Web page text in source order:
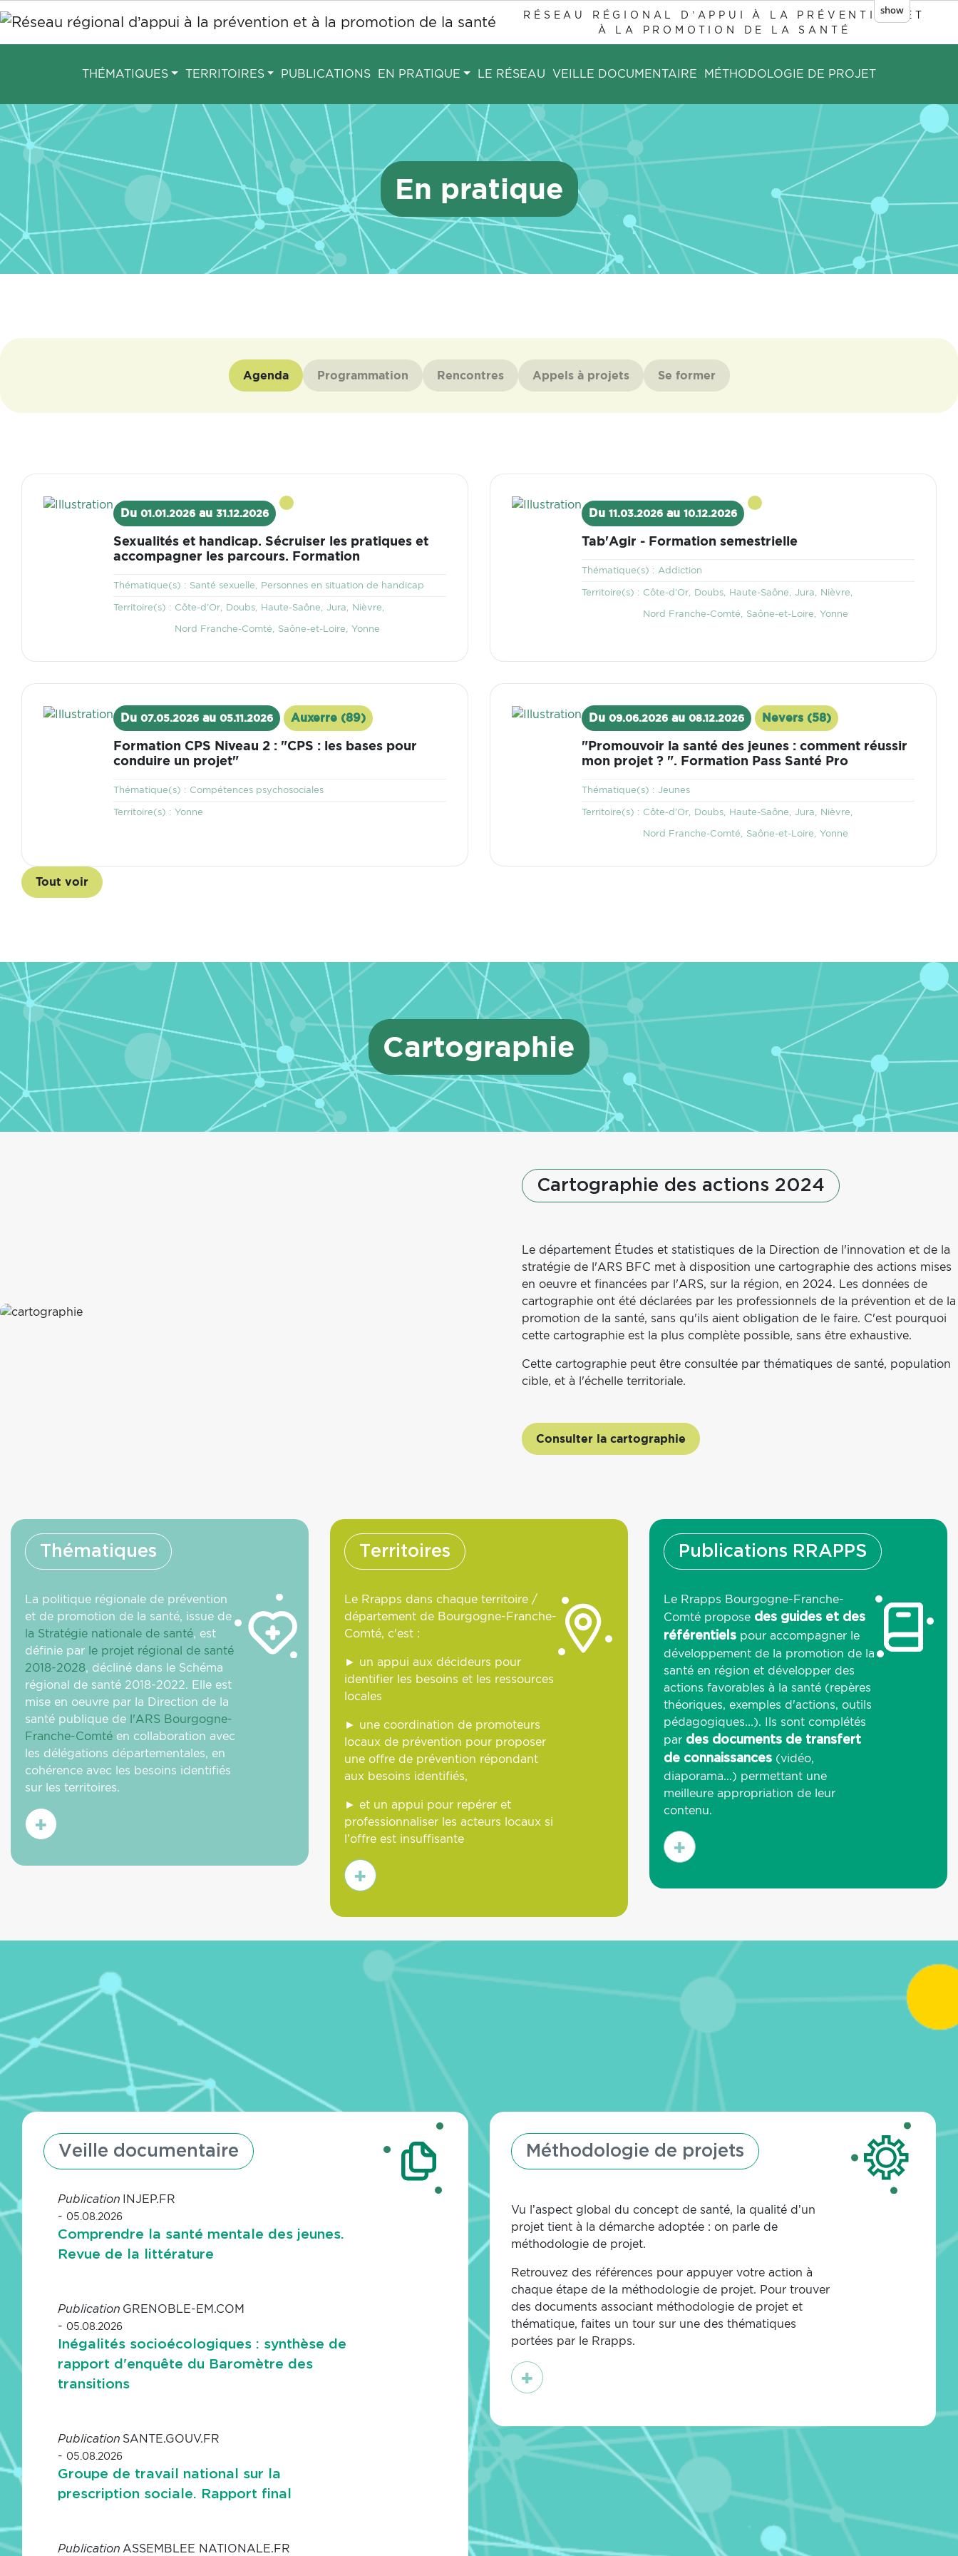
Aller
au
contenu
show
RÉSEAU RÉGIONAL D’APPUI À LA PRÉVENTION ET
À LA PROMOTION DE LA SANTÉ
THÉMATIQUES TERRITOIRES PUBLICATIONS EN PRATIQUE LE RÉSEAU VEILLE DOCUMENTAIRE MÉTHODOLOGIE DE PROJET
En pratique
Agenda Programmation Rencontres Appels à projets Se former
Visuel
Du 01.01.2026 au 31.12.2026
Sexualités et handicap. Sécruiser les pratiques et
accompagner les parcours. Formation
Thématique(s) : Thématique
Santé sexuelle Personnes en situation de handicap
Territoire(s) : Territoire
Côte-d'Or Doubs Haute-Saône Jura
Nièvre
Nord Franche-Comté
Saône-et-Loire Yonne
Visuel
Du 11.03.2026 au 10.12.2026
Tab'Agir - Formation semestrielle
Thématique(s) : Thématique
Addiction
Territoire(s) : Territoire
Côte-d'Or Doubs Haute-Saône Jura
Nièvre
Nord Franche-Comté
Saône-et-Loire Yonne
Visuel Du 07.05.2026 au 05.11.2026 Lieu
Auxerre (89)
Formation CPS Niveau 2 : "CPS : les bases pour
conduire un projet"
Thématique(s) : Thématique
Compétences psychosociales
Territoire(s) : Territoire
Yonne
Visuel Du 09.06.2026 au 08.12.2026 Lieu
Nevers (58)
"Promouvoir la santé des jeunes : comment réussir
mon projet ? ". Formation Pass Santé Pro
Thématique(s) : Thématique
Jeunes
Territoire(s) : Territoire
Côte-d'Or Doubs Haute-Saône Jura
Nièvre
Nord Franche-Comté
Saône-et-Loire Yonne
Tout voir
Cartographie
Image
Cartographie des actions 2024
Le département Études et statistiques de la Direction de l'innovation et de la
stratégie de l'ARS BFC met à disposition une cartographie des actions mises
en oeuvre et financées par l'ARS, sur la région, en 2024. Les données de
cartographie ont été déclarées par les professionnels de la prévention et de la
promotion de la santé, sans qu'ils aient obligation de le faire. C'est pourquoi
cette cartographie est la plus complète possible, sans être exhaustive.
Cette cartographie peut être consultée par thématiques de santé, population
cible, et à l'échelle territoriale.
Consulter la cartographie
Thématiques
La politique régionale de prévention
et de promotion de la santé, issue de
la Stratégie nationale de santé, est
définie par le projet régional de santé
2018-2028, décliné dans le Schéma
régional de santé 2018-2022. Elle est
mise en oeuvre par la Direction de la
santé publique de l'ARS Bourgogne-
Franche-Comté en collaboration avec
les délégations départementales, en
cohérence avec les besoins identifiés
sur les territoires.
En
savoir
Territoires
Le Rrapps dans chaque territoire /
département de Bourgogne-Franche-
Comté, c'est :
► un appui aux décideurs pour
identifier les besoins et les ressources
locales
► une coordination de promoteurs
locaux de prévention pour proposer
une offre de prévention répondant
aux besoins identifiés,
► et un appui pour repérer et
professionnaliser les acteurs locaux si
l’offre est insuffisante
En
savoir
Publications RRAPPS
Le Rrapps Bourgogne-Franche-
Comté propose des guides et des
référentielspour accompagner le
développement de la promotion de la
santé en région et développer des
actions favorables à la santé (repères
théoriques, exemples d'actions, outils
pédagogiques...). Ils sont complétés
par des documents de transfert
de connaissances(vidéo,
diaporama...) permettant une
meilleure appropriation de leur
contenu.
En
savoir
Veille documentaire
Publication
- 05.08.2026
INJEP.FR
Comprendre la santé mentale des jeunes.
Revue de la littérature
Publication
- 05.08.2026
GRENOBLE-EM.COM
Inégalités socioécologiques : synthèse de
rapport d'enquête du Baromètre des
transitions
Publication
- 05.08.2026
SANTE.GOUV.FR
Groupe de travail national sur la
prescription sociale. Rapport final
Publication ASSEMBLEE NATIONALE.FR
Méthodologie de projets
Vu l’aspect global du concept de santé, la qualité d’un
projet tient à la démarche adoptée : on parle de
méthodologie de projet.
Retrouvez des références pour appuyer votre action à
chaque étape de la méthodologie de projet. Pour trouver
des documents associant méthodologie de projet et
thématique, faites un tour sur une des thématiques
portées par le Rrapps.
En
savoir